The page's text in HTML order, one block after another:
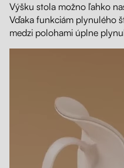
Výšku stola možno ľahko
Vďaka funkciám plynulého
medzi polohami úplne